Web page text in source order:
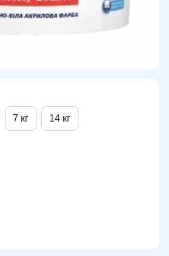
7 кг 14 кг